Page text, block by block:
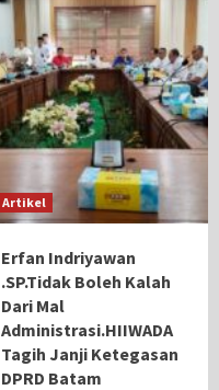
Artikel
Erfan Indriyawan
.SP.Tidak Boleh Kalah
Dari Mal
Administrasi.HIIWADA
Tagih Janji Ketegasan
DPRD Batam